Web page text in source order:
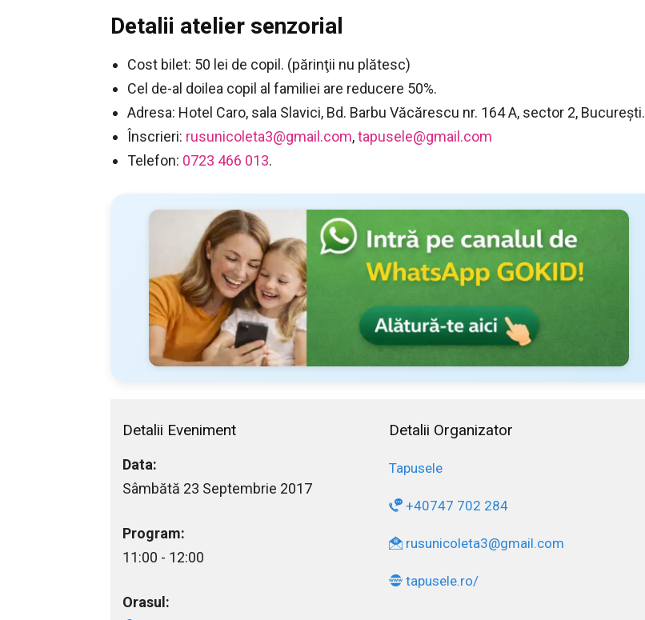
Detalii atelier senzorial
Cost bilet: 50 lei de copil. (părinţii nu plătesc)
Cel de-al doilea copil al familiei are reducere 50%.
Adresa: Hotel Caro, sala Slavici, Bd. Barbu Văcărescu nr. 164 A, sector 2, Bucureşti.
Înscrieri: rusunicoleta3@gmail.com,tapusele@gmail.com
Telefon: 0723 466 013.
Detalii Eveniment
Data:
Sâmbătă 23 Septembrie 2017
Program:
11:00 - 12:00
Orasul:
Detalii Organizator
Tapusele
+40747 702 284
rusunicoleta3@gmail.com
tapusele.ro/